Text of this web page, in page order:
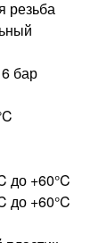
резьба
бар
до +60°C
до +60°C